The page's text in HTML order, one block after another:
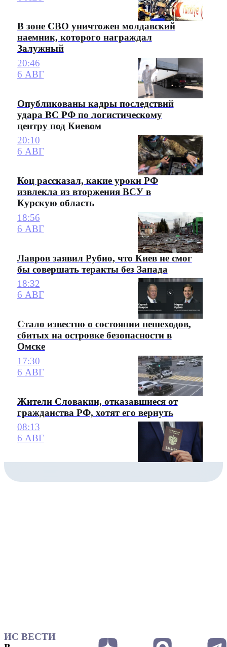
В зоне СВО уничтожен молдавский
наемник, которого награждал
Залужный
20:46
6 АВГ
Опубликованы кадры последствий
удара ВС РФ по логистическому
центру под Киевом
20:10
6 АВГ
Коц рассказал, какие уроки РФ
извлекла из вторжения ВСУ в
Курскую область
18:56
6 АВГ
Лавров заявил Рубио, что Киев не смог
бы совершать теракты без Запада
18:32
6 АВГ
Стало известно о состоянии пешеходов,
сбитых на островке безопасности в
Омске
17:30
6 АВГ
Жители Словакии, отказавшиеся от
гражданства РФ, хотят его вернуть
08:13
6 АВГ
ИС ВЕСТИ